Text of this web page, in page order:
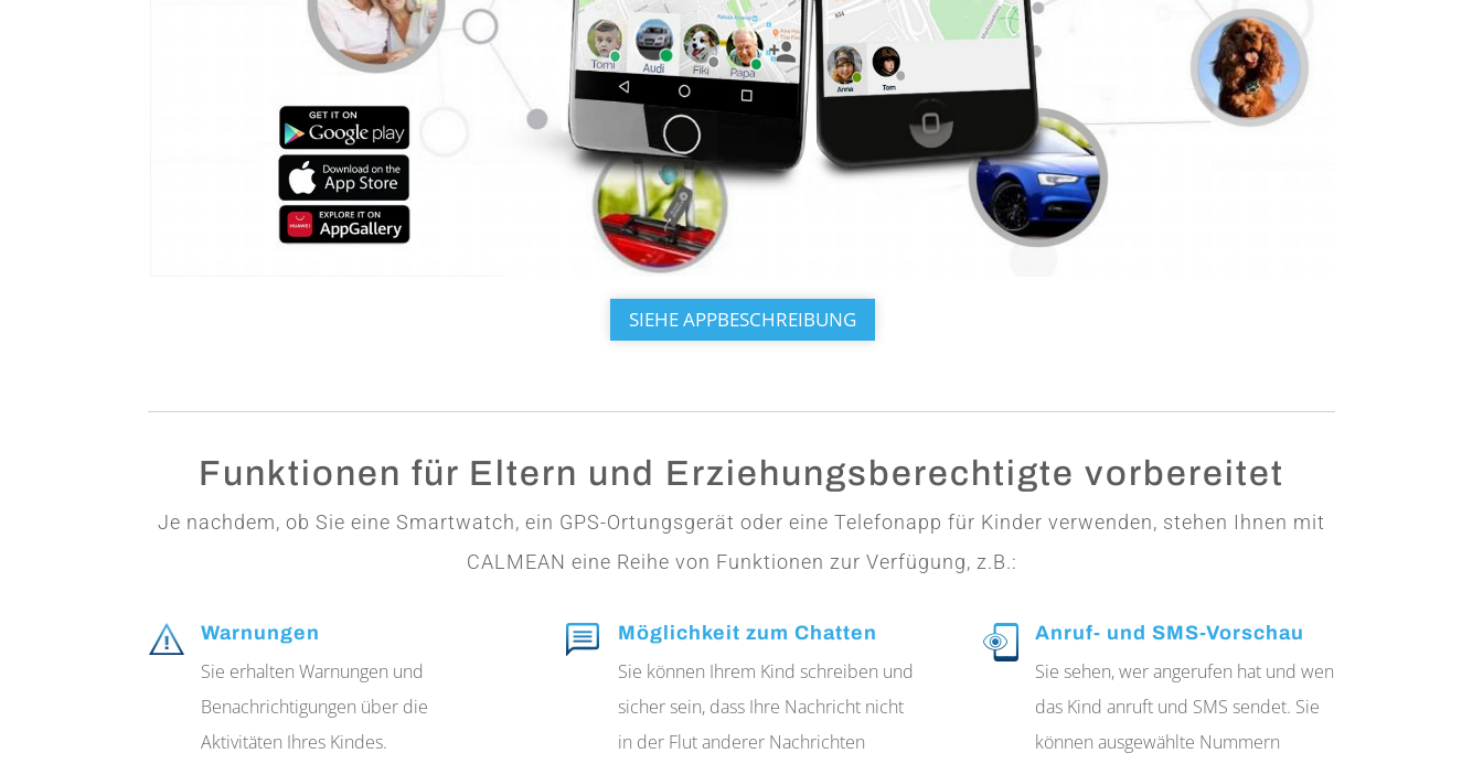
SIEHE APPBESCHREIBUNG
Funktionen für Eltern und Erziehungsberechtigte vorbereitet
Je nachdem, ob Sie eine Smartwatch, ein GPS-Ortungsgerät oder eine Telefonapp für Kinder verwenden, stehen Ihnen mit
CALMEAN eine Reihe von Funktionen zur Verfügung, z.B.:
Warnungen
Sie erhalten Warnungen und
Benachrichtigungen über die
Aktivitäten Ihres Kindes.
Möglichkeit zum Chatten
Sie können Ihrem Kind schreiben und
sicher sein, dass Ihre Nachricht nicht
in der Flut anderer Nachrichten
Anruf- und SMS-Vorschau
Sie sehen, wer angerufen hat und wen
das Kind anruft und SMS sendet. Sie
können ausgewählte Nummern